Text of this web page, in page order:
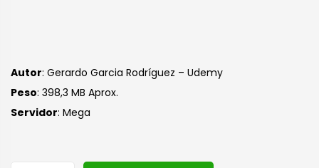
Autor: Gerardo Garcia Rodríguez – Udemy
Peso: 398,3 MB Aprox.
Servidor: Mega